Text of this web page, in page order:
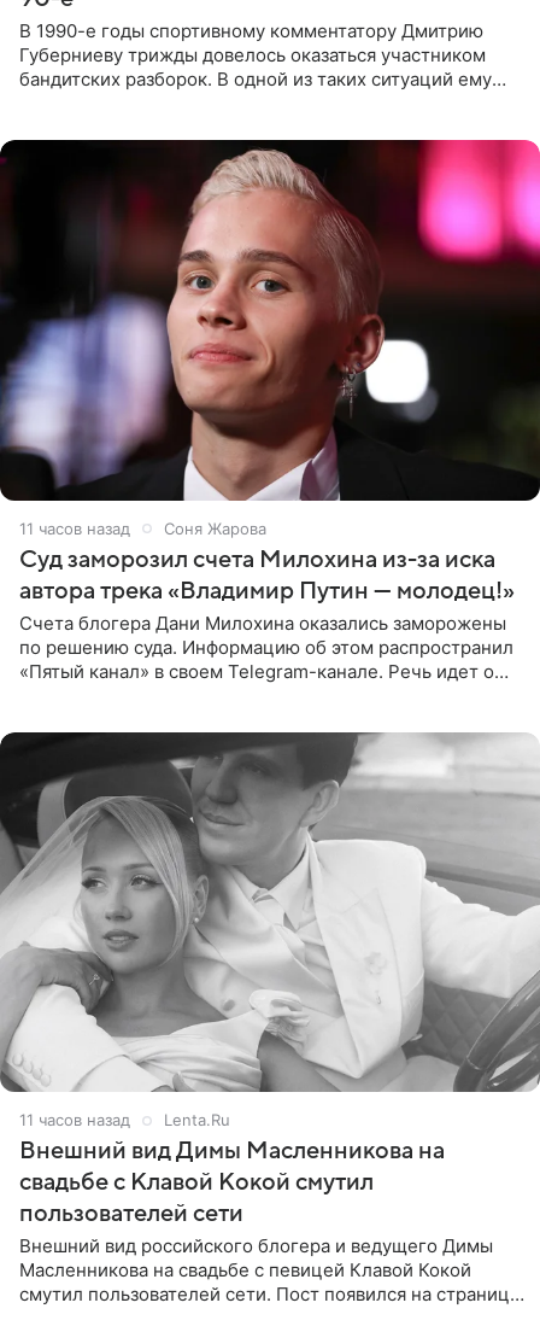
В 1990-е годы спортивному комментатору Дмитрию
Губерниеву трижды довелось оказаться участником
бандитских разборок. В одной из таких ситуаций ему
11 часов назад Соня Жарова
Суд заморозил счета Милохина из-за иска
автора трека «Владимир Путин — молодец!»
Счета блогера Дани Милохина оказались заморожены
по решению суда. Информацию об этом распространил
«Пятый канал» в своем Telegram-канале. Речь идет о
11 часов назад Lenta.Ru
Внешний вид Димы Масленникова на
свадьбе с Клавой Кокой смутил
пользователей сети
Внешний вид российского блогера и ведущего Димы
Масленникова на свадьбе с певицей Клавой Кокой
смутил пользователей сети. Пост появился на странице